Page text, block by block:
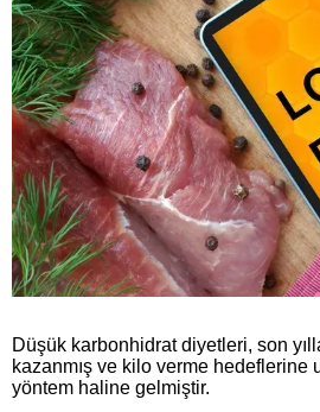
Düşük karbonhidrat diyetleri, son
kazanmış ve kilo verme hedeflerine
yöntem haline gelmiştir.